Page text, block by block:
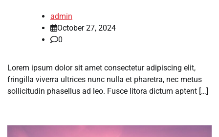
admin
October 27, 2024
0
Lorem ipsum dolor sit amet consectetur adipiscing elit,
fringilla viverra ultrices nunc nulla et pharetra, nec metus
sollicitudin phasellus ad leo. Fusce litora dictum aptent […]